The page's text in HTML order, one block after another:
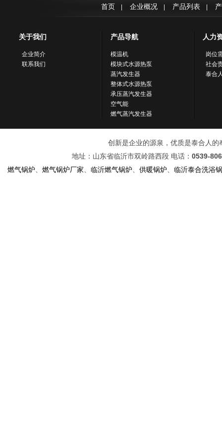
首页 企业概况| 产品列表
关于我们
企业简介
联系我们
产品导航
模温机
模块式水源热泵
蒸汽发生器
整体式水源热泵
承压蒸汽发生器
空气能
燃气蒸汽发生器
人力
岗位
社会
泰合
创新是企业的源泉，优质是泰合人
地址：山东省临沂市双岭路西段 电话： 0539-
燃气锅炉
燃气锅炉厂家 临沂燃气锅炉 供暖锅炉 临沂泰合洗浴